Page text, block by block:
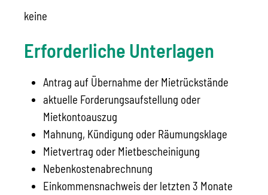
keine
Erforderliche Unterlagen
Antrag auf Übernahme der Mietrückstände
aktuelle Forderungsaufstellung oder
Mietkontoauszug
Mahnung, Kündigung oder Räumungsklage
Mietvertrag oder Mietbescheinigung
Nebenkostenabrechnung
Einkommensnachweis der letzten 3 Monate